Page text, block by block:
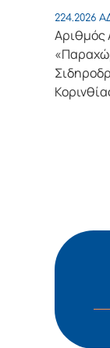
224.2026
Αριθμός